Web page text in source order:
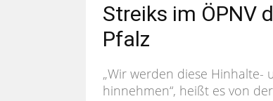
Streiks im ÖPNV
Pfalz
„Wir werden diese Hinhalte-
hinnehmen“, heißt es von